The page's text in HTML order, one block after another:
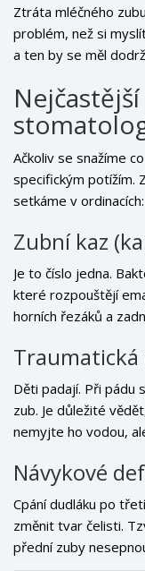
Ztráta mléčného
problém, než si
a ten by se měl
Ačkoliv se snažíme
specifickým potížím.
setkáme v ordinacích:
Zubní kaz
Je to číslo jedna.
které rozpouštějí
horních řezáků a
mlékem nebo
noc bez ochrany slin.
Děti padají. Při pádu
zub. Je důležité
nemyjte ho vodou,
jedněte k lékaři. U
zpátky, ale je třeba
ním.
Návykové
Cpání dudláku po
změnit tvar čelisti.
přední zuby